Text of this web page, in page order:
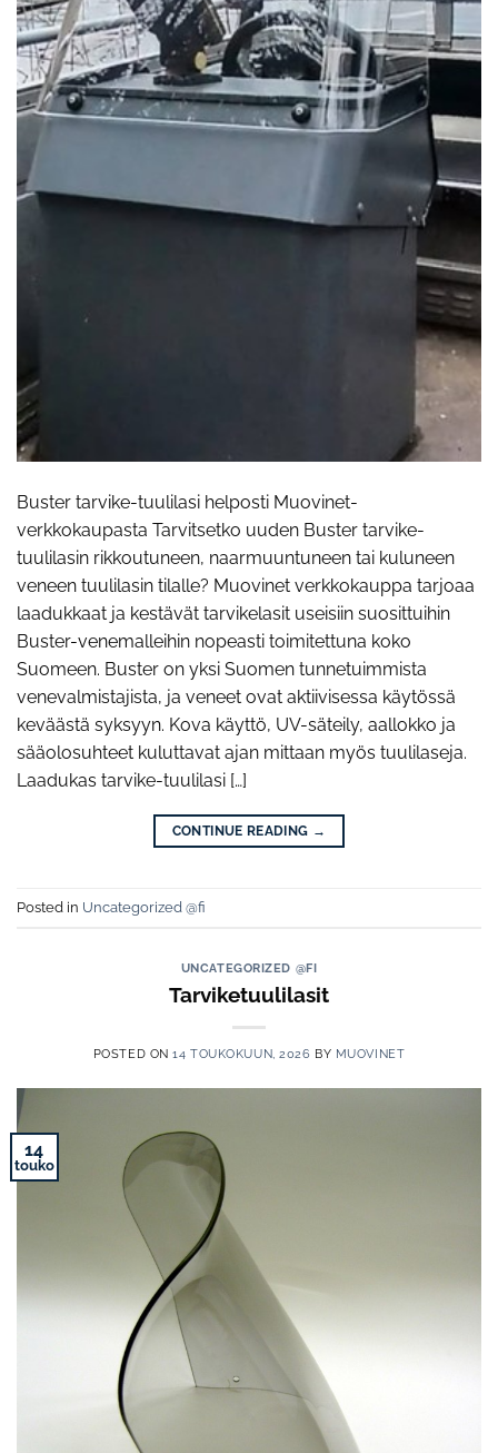
Buster tarvike-tuulilasi helposti Muovinet-
verkkokaupasta Tarvitsetko uuden Buster tarvike-
tuulilasin rikkoutuneen, naarmuuntuneen tai kuluneen
veneen tuulilasin tilalle? Muovinet verkkokauppa tarjoaa
laadukkaat ja kestävät tarvikelasit useisiin suosittuihin
Buster-venemalleihin nopeasti toimitettuna koko
Suomeen. Buster on yksi Suomen tunnetuimmista
venevalmistajista, ja veneet ovat aktiivisessa käytössä
keväästä syksyyn. Kova käyttö, UV-säteily, aallokko ja
sääolosuhteet kuluttavat ajan mittaan myös tuulilaseja.
Laadukas tarvike-tuulilasi […]
CONTINUE READING →
Posted in Uncategorized @fi
UNCATEGORIZED @FI
Tarviketuulilasit
POSTED ON14 TOUKOKUUN, 2026 BY MUOVINET
14
touko